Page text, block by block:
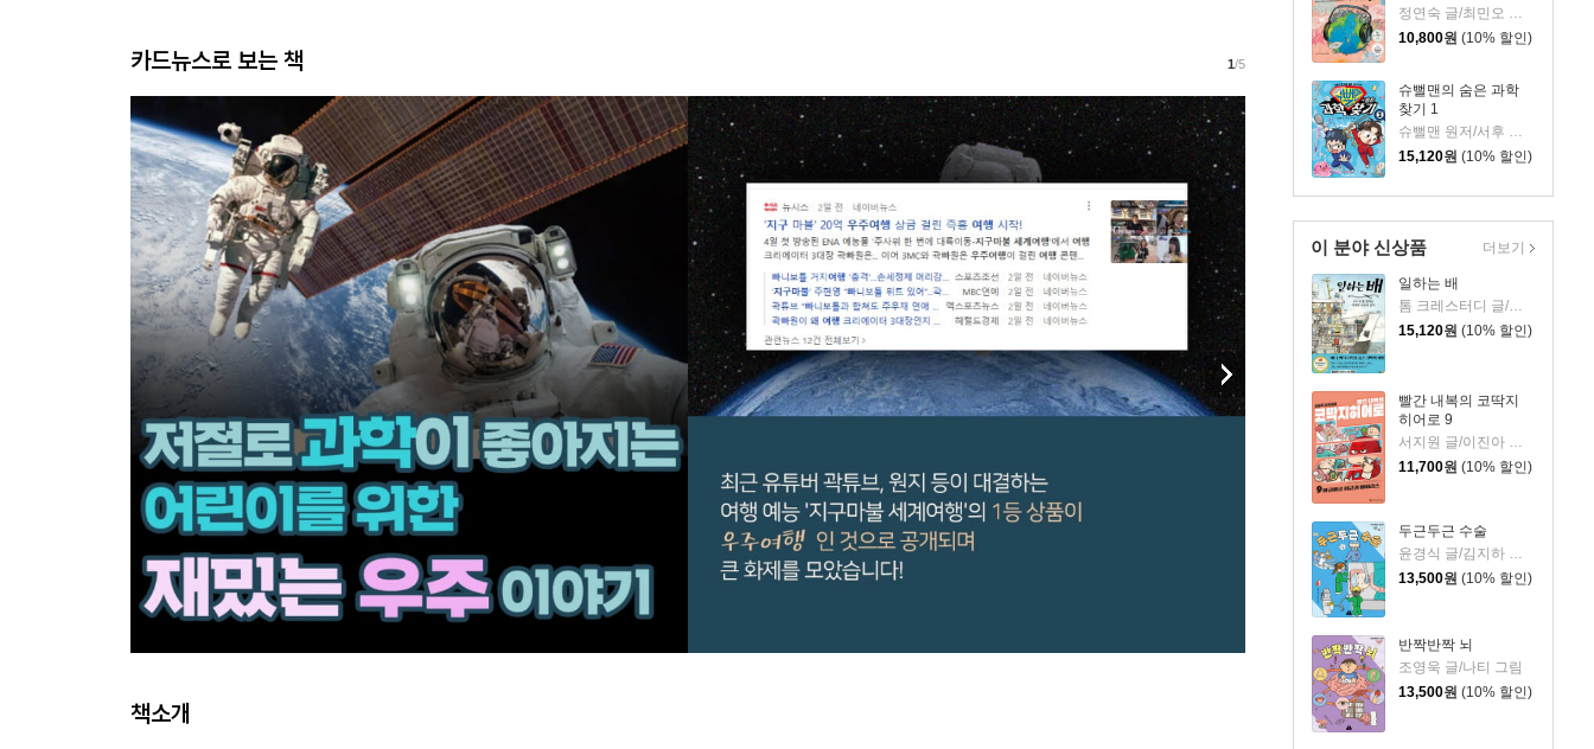
정연숙 글/최민오 그림/(사)한국소음진동공학회 감수
10,800원 (10% 할인)
슈뻘맨의 숨은 과학
찾기 1
슈뻘맨 원저/서후 글/류수형 그림/샌드박스네트워크,정재형 감수
15,120원 (10% 할인)
이 분야 신상품
일하는 배
톰 크레스터디 글/장석봉 그림
15,120원 (10% 할인)
빨간 내복의 코딱지
히어로 9
서지원 글/이진아 그림/와이즈만 영재교육연구소 감수
11,700원 (10% 할인)
두근두근 수술
윤경식 글/김지하 그림
13,500원 (10% 할인)
반짝반짝 뇌
조영욱 글/나티 그림
13,500원 (10% 할인)
더보기
카드뉴스로 보는 책 1/5
책소개